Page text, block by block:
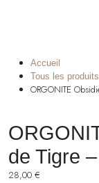
Accueil
Tous les produits
ORGONITE
de Tigre
28,00 €